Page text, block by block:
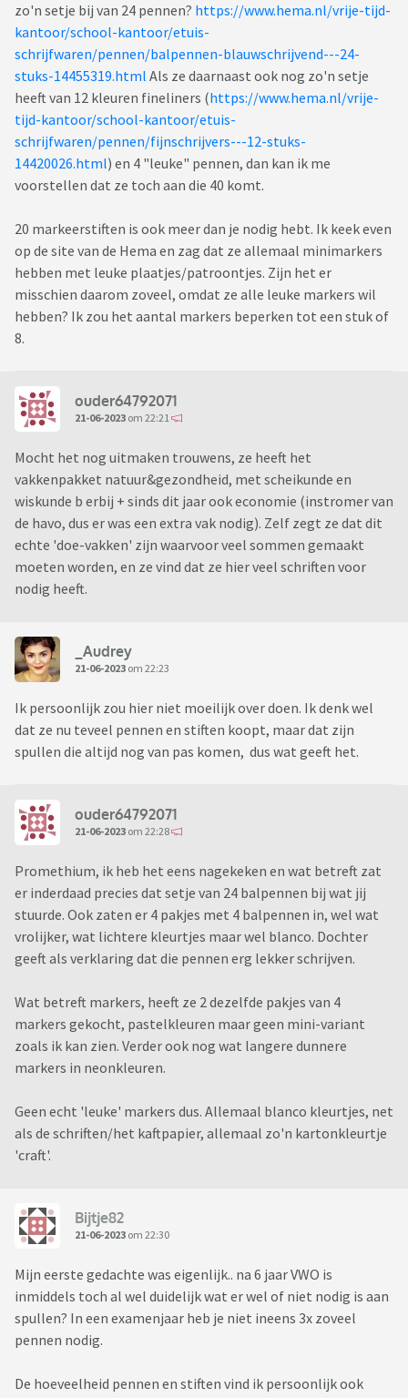
zo'n setje bij van 24 pennen? https://www.hema.nl/vrije-tijd-
kantoor/school-kantoor/etuis-
schrijfwaren/pennen/balpennen-blauwschrijvend---24-
stuks-14455319.html Als ze daarnaast ook nog zo'n setje
heeft van 12 kleuren fineliners (https://www.hema.nl/vrije-
tijd-kantoor/school-kantoor/etuis-
schrijfwaren/pennen/fijnschrijvers---12-stuks-
14420026.html) en 4 "leuke" pennen, dan kan ik me
voorstellen dat ze toch aan die 40 komt.
20 markeerstiften is ook meer dan je nodig hebt. Ik keek even
op de site van de Hema en zag dat ze allemaal minimarkers
hebben met leuke plaatjes/patroontjes. Zijn het er
misschien daarom zoveel, omdat ze alle leuke markers wil
hebben? Ik zou het aantal markers beperken tot een stuk of
8.
ouder64792071
21-06-2023 om 22:21
Mocht het nog uitmaken trouwens, ze heeft het
vakkenpakket natuur&gezondheid, met scheikunde en
wiskunde b erbij + sinds dit jaar ook economie (instromer van
de havo, dus er was een extra vak nodig). Zelf zegt ze dat dit
echte 'doe-vakken' zijn waarvoor veel sommen gemaakt
moeten worden, en ze vind dat ze hier veel schriften voor
nodig heeft.
_Audrey
21-06-2023 om 22:23
Ik persoonlijk zou hier niet moeilijk over doen. Ik denk wel
dat ze nu teveel pennen en stiften koopt, maar dat zijn
spullen die altijd nog van pas komen, dus wat geeft het.
ouder64792071
21-06-2023 om 22:28
Promethium, ik heb het eens nagekeken en wat betreft zat
er inderdaad precies dat setje van 24 balpennen bij wat jij
stuurde. Ook zaten er 4 pakjes met 4 balpennen in, wel wat
vrolijker, wat lichtere kleurtjes maar wel blanco. Dochter
geeft als verklaring dat die pennen erg lekker schrijven.
Wat betreft markers, heeft ze 2 dezelfde pakjes van 4
markers gekocht, pastelkleuren maar geen mini-variant
zoals ik kan zien. Verder ook nog wat langere dunnere
markers in neonkleuren.
Geen echt 'leuke' markers dus. Allemaal blanco kleurtjes, net
als de schriften/het kaftpapier, allemaal zo'n kartonkleurtje
'craft'.
Bijtje82
21-06-2023 om 22:30
Mijn eerste gedachte was eigenlijk.. na 6 jaar VWO is
inmiddels toch al wel duidelijk wat er wel of niet nodig is aan
spullen? In een examenjaar heb je niet ineens 3x zoveel
pennen nodig.
De hoeveelheid pennen en stiften vind ik persoonlijk ook